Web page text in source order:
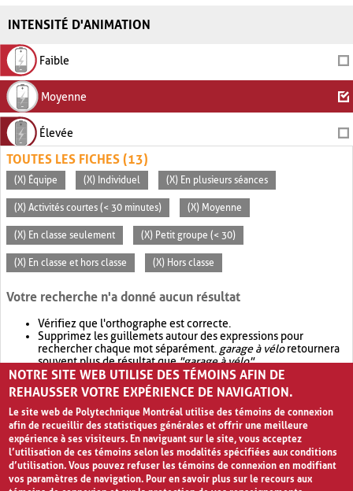
INTENSITÉ D'ANIMATION
Faible
Moyenne
Élevée
TOUTES LES FICHES (13)
(X) Équipe (X) Individuel (X) En plusieurs séances
(X) Activités courtes (< 30 minutes) (X) Moyenne
(X) En classe seulement (X) Petit groupe (< 30)
(X) En classe et hors classe (X) Hors classe
Votre recherche n'a donné aucun résultat
Vérifiez que l'orthographe est correcte.
Supprimez les guillemets autour des expressions pour
rechercher chaque mot séparément. garage à véloretournera
souvent plus de résultat que"garage à vélo".
Envisagez d'élargir votre recherche avec OR.garage OR vélo
retournera souvent plus de résultat quegarage à vélo
NOTRE SITE WEB UTILISE DES TÉMOINS AFIN DE
REHAUSSER VOTRE EXPÉRIENCE DE NAVIGATION.
Le site web de Polytechnique Montréal utilise des témoins de connexion
afin de recueillir des statistiques générales et offrir une meilleure
expérience à ses visiteurs. En naviguant sur le site, vous acceptez
l’utilisation de ces témoins selon les modalités spécifiées aux conditions
d’utilisation. Vous pouvez refuser les témoins de connexion en modifiant
vos paramètres de navigation. Pour en savoir plus sur le recours aux